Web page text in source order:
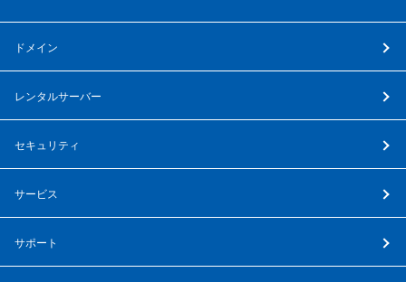
ドメイン
レンタルサーバー
セキュリティ
サービス
サポート